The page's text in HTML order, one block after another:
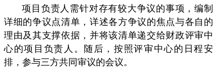
项目负责人需针对存有较大争议的事项，编制
详细的争议点清单，详述各方争议的焦点与各自的
理由及其支撑依据，并将该清单递交给财政评审中
心的项目负责人。随后，按照评审中心的日程安
排，参与三方共同审议的会议。